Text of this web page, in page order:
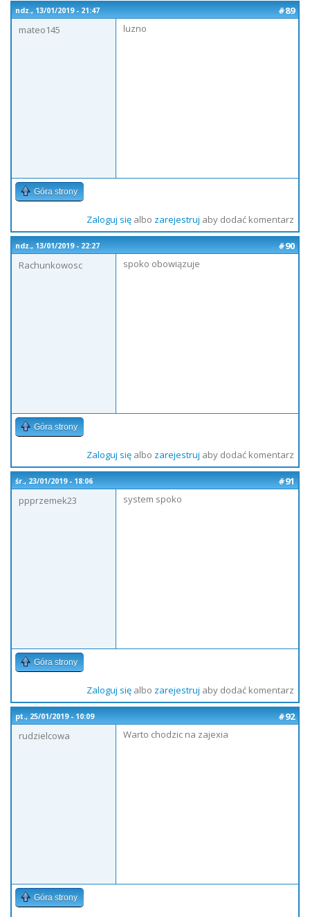
ndz., 13/01/2019 - 21:47
#89
mateo145
luzno
Góra strony
Zaloguj sięalbo zarejestruj aby dodać komentarz
ndz., 13/01/2019 - 22:27
#90
Rachunkowosc
spoko obowiązuje
Góra strony
Zaloguj sięalbo zarejestruj aby dodać komentarz
śr., 23/01/2019 - 18:06
#91
ppprzemek23
system spoko
Góra strony
Zaloguj sięalbo zarejestruj aby dodać komentarz
pt., 25/01/2019 - 10:09
#92
rudzielcowa
Warto chodzic na zajexia
Góra strony